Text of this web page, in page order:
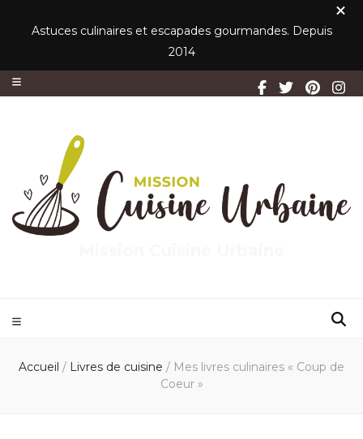
Astuces culinaires et escapades gourmandes. Depuis
2014
Accueil / Livres de cuisine / Mes livres culinaires « Coup de
Coeur »